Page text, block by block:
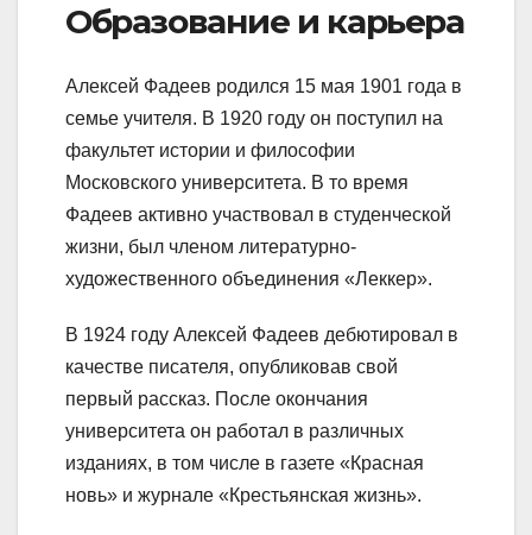
Образование и карьера
Алексей Фадеев родился 15 мая 1901 года в
семье учителя. В 1920 году он поступил на
факультет истории и философии
Московского университета. В то время
Фадеев активно участвовал в студенческой
жизни, был членом литературно-
художественного объединения «Леккер».
В 1924 году Алексей Фадеев дебютировал в
качестве писателя, опубликовав свой
первый рассказ. После окончания
университета он работал в различных
изданиях, в том числе в газете «Красная
новь» и журнале «Крестьянская жизнь».